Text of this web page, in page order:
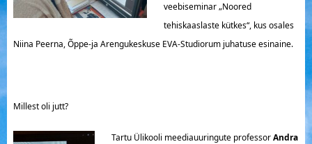
veebiseminar „Noored
tehiskaaslaste kütkes“, kus osales
Niina Peerna, Õppe-ja Arengukeskuse EVA-Studiorum juhatuse esinaine.
Millest oli jutt?
Tartu Ülikooli meediauuringute professorAndra